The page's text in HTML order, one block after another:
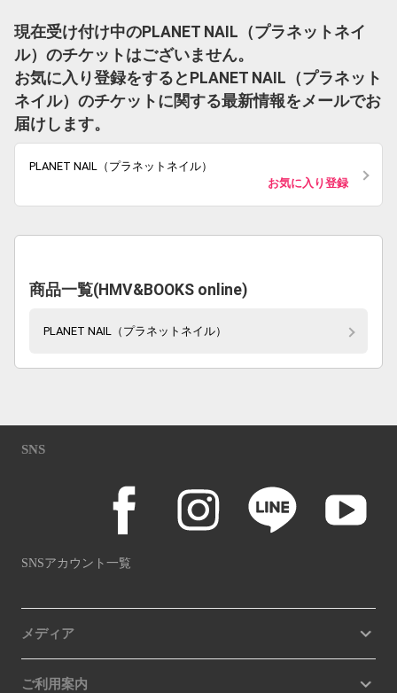
現在受け付け中のPLANET NAIL（プラネットネイ
ル）のチケットはございません。
お気に入り登録をするとPLANET NAIL（プラネット
ネイル）のチケットに関する最新情報をメールでお
届けします。
PLANET NAIL（プラネットネイル）
お気に入り登録
商品一覧(HMV&BOOKS online)
PLANET NAIL（プラネットネイル）
SNS
SNSアカウント一覧
メディア
ご利用案内